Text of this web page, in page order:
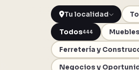
Todos444
Ferretería y
Negocios y